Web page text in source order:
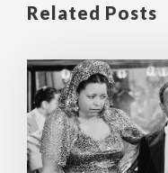
Related Posts